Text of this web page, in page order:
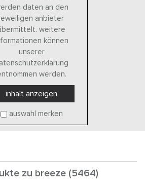
daten an den
anbieter
weitere
können
unserer
werden.
inhalt anzeigen
auswahl merken
zu breeze (5464)